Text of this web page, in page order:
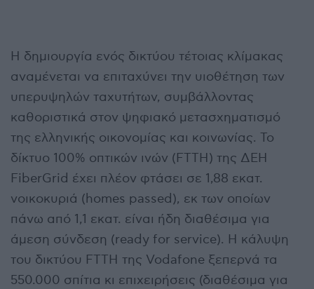
Η δημιουργία ενός δικτύου τέτοιας κλίμακας
αναμένεται να επιταχύνει την υιοθέτηση των
υπερυψηλών ταχυτήτων, συμβάλλοντας
καθοριστικά στον ψηφιακό μετασχηματισμό
της ελληνικής οικονομίας και κοινωνίας. Το
δίκτυο 100% οπτικών ινών (FTTH) της ΔΕΗ
FiberGrid έχει πλέον φτάσει σε 1,88 εκατ.
νοικοκυριά (homes passed), εκ των οποίων
πάνω από 1,1 εκατ. είναι ήδη διαθέσιμα για
άμεση σύνδεση (ready for service). Η κάλυψη
του δικτύου FTTH της Vodafone ξεπερνά τα
550.000 σπίτια κι επιχειρήσεις (διαθέσιμα για